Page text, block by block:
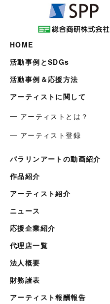
HOME
活動事例とSDGs
活動事例＆応援方法
アーティストに関して
━ アーティストとは？
━ アーティスト登録
パラリンアートの動画紹介
作品紹介
アーティスト紹介
ニュース
応援企業紹介
代理店一覧
法人概要
財務諸表
アーティスト報酬報告